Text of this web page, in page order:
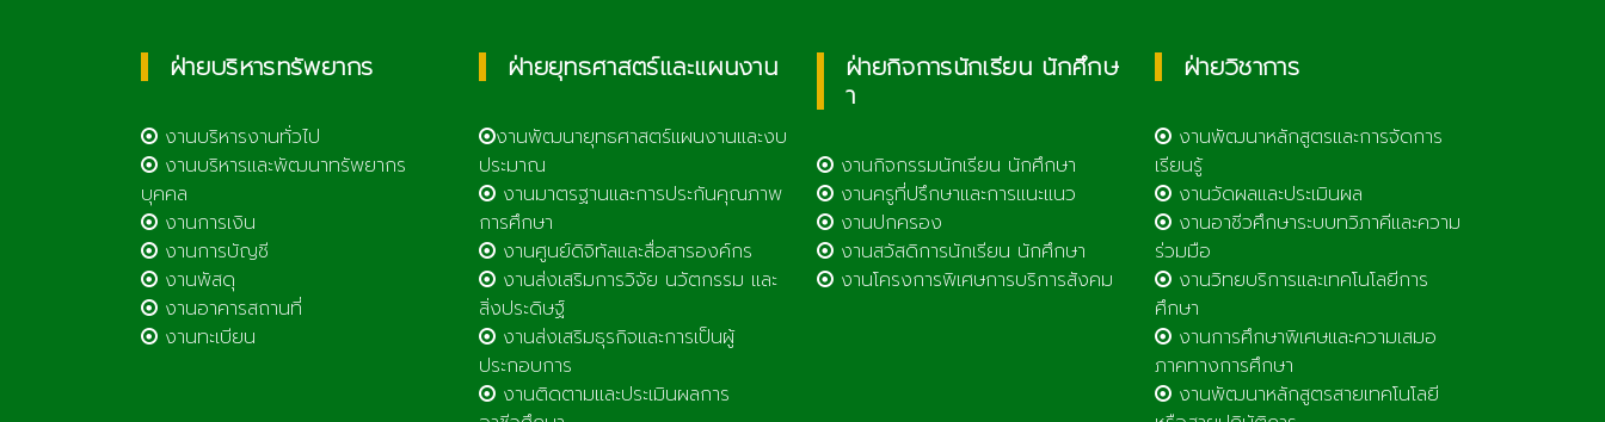
ฝ่ายบริหารทรัพยากร
งานบริหารงานทั่วไป
งานบริหารและพัฒนาทรัพยากร
บุคคล
งานการเงิน
งานการบัญชี
งานพัสดุ
งานอาคารสถานที่
งานทะเบียน
ฝ่ายยุทธศาสตร์และแผนงาน
งานพัฒนายุทธศาสตร์แผนงานและงบ
ประมาณ
งานมาตรฐานและการประกันคุณภาพ
การศึกษา
งานศูนย์ดิจิทัลและสื่อสารองค์กร
งานส่งเสริมการวิจัย นวัตกรรม และ
สิ่งประดิษฐ์
งานส่งเสริมธุรกิจและการเป็นผู้
ประกอบการ
งานติดตามและประเมินผลการ
ฝ่ายกิจการนักเรียน นักศึกษ
า
งานกิจกรรมนักเรียน นักศึกษา
งานครูที่ปรึกษาและการแนะแนว
งานปกครอง
งานสวัสดิการนักเรียน นักศึกษา
งานโครงการพิเศษการบริการสังคม
ฝ่ายวิชาการ
งานพัฒนาหลักสูตรและการจัดการ
เรียนรู้
งานวัดผลและประเมินผล
งานอาชีวศึกษาระบบทวิภาคีและความ
ร่วมมือ
งานวิทยบริการและเทคโนโลยีการ
ศึกษา
งานการศึกษาพิเศษและความเสมอ
ภาคทางการศึกษา
งานพัฒนาหลักสูตรสายเทคโนโลยี